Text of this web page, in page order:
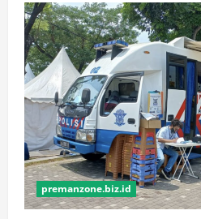
Jadi
Bulan
Paling
Mematikan
bagi
Ukraina
sejak
2022,
Apa
Pemicunya?
premanzone.biz.id